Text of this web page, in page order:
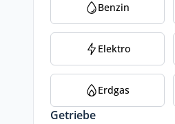
Benzin
Elektro
Erdgas
Getriebe